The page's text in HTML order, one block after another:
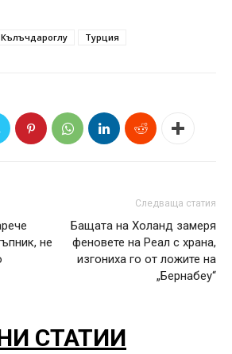
Кълъчдароглу Турция
не
Следваща статия
Бащата на Холанд замеря
феновете на Реал с храна,
изгониха го от ложите на
„Бернабеу“
СТАТИИ